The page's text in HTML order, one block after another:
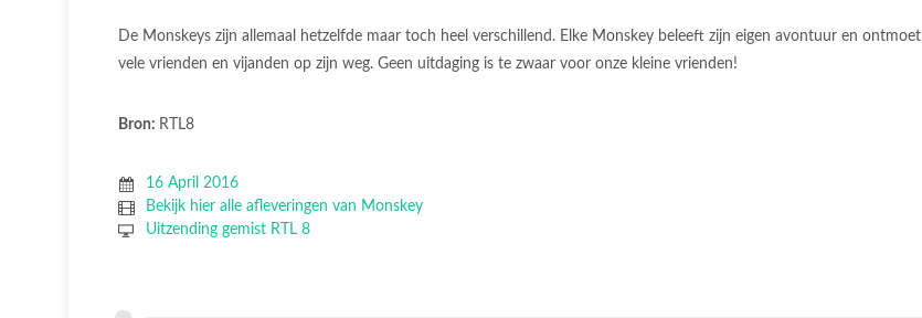
De Monskeys zijn allemaal hetzelfde maar toch heel verschillend. Elke Monskey beleeft zijn eigen avontuur en ontmoet
vele vrienden en vijanden op zijn weg. Geen uitdaging is te zwaar voor onze kleine vrienden!
Bron: RTL8
16 April 2016
Bekijk hier alle afleveringen van Monskey
Uitzending gemist RTL 8